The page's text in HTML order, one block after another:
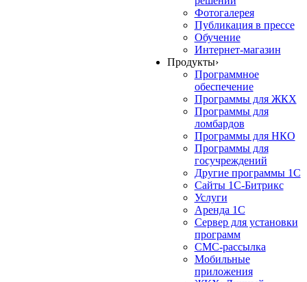
Фотогалерея
Публикация в прессе
Обучение
Интернет-магазин
Продукты›
Программное
обеспечение
Программы для ЖКХ
Программы для
ломбардов
Программы для НКО
Программы для
госучреждений
Другие программы 1С
Сайты 1С-Битрикс
Услуги
Аренда 1С
Сервер для установки
программ
СМС-рассылка
Мобильные
приложения